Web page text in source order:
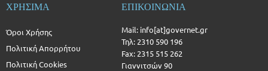
ΧΡΗΣΙΜΑ
Όροι Χρήσης
Πολιτική Απορρήτου
Πολιτική Cookies
ΕΠΙΚΟΙΝΩΝΙΑ
Mail: info[at]governet.gr
Τηλ: 2310 590 196
Fax: 2315 515 262
Γιαννιτσών 90